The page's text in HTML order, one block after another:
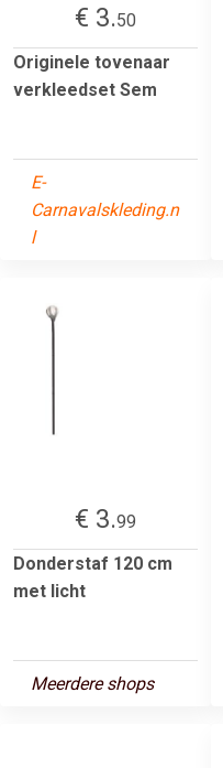
€ 3.50
Originele tovenaar
verkleedset Sem
E-
Carnavalskleding.n
l
€ 3.99
Donderstaf 120 cm
met licht
Meerdere shops